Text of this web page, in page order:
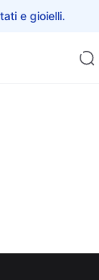
e gioielli.